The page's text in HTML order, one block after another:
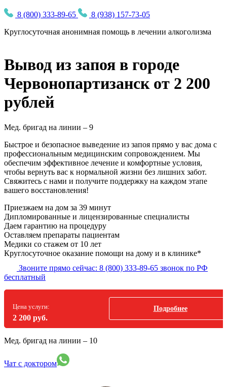
8 (800) 333-89-65
8 (938) 157-73-05
Круглосуточная анонимная помощь в лечении алкоголизма
Вывод из запоя в городе
Червонопартизанск от 2 200
рублей
Мед. бригад на линии – 9
Быстрое и безопасное выведение из запоя прямо у вас дома с
профессиональным медицинским сопровождением. Мы
обеспечим эффективное лечение и комфортные условия,
чтобы вернуть вас к нормальной жизни без лишних забот.
Свяжитесь с нами и получите поддержку на каждом этапе
вашего восстановления!
Приезжаем на дом за 39 минут
Дипломированные и лицензированные специалисты
Даем гарантию на процедуру
Оставляем препараты пациентам
Медики со стажем от 10 лет
Круглосуточное оказание помощи на дому и в клинике*
Звоните прямо сейчас: 8 (800) 333-89-65 звонок по РФ
бесплатный
Цена услуги:
2 200 руб.
Подробнее
Мед. бригад на линии – 10
Чат с доктором